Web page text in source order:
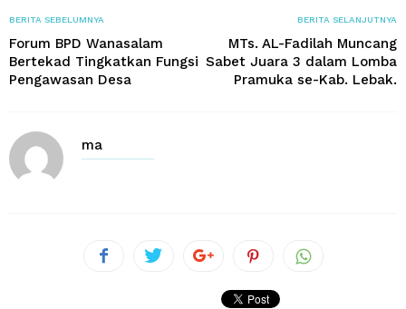
BERITA SEBELUMNYA
Forum BPD Wanasalam
Bertekad Tingkatkan Fungsi
Pengawasan Desa
BERITA SELANJUTNYA
MTs. AL-Fadilah Muncang
Sabet Juara 3 dalam Lomba
Pramuka se-Kab. Lebak.
ma